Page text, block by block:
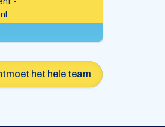
het hele team